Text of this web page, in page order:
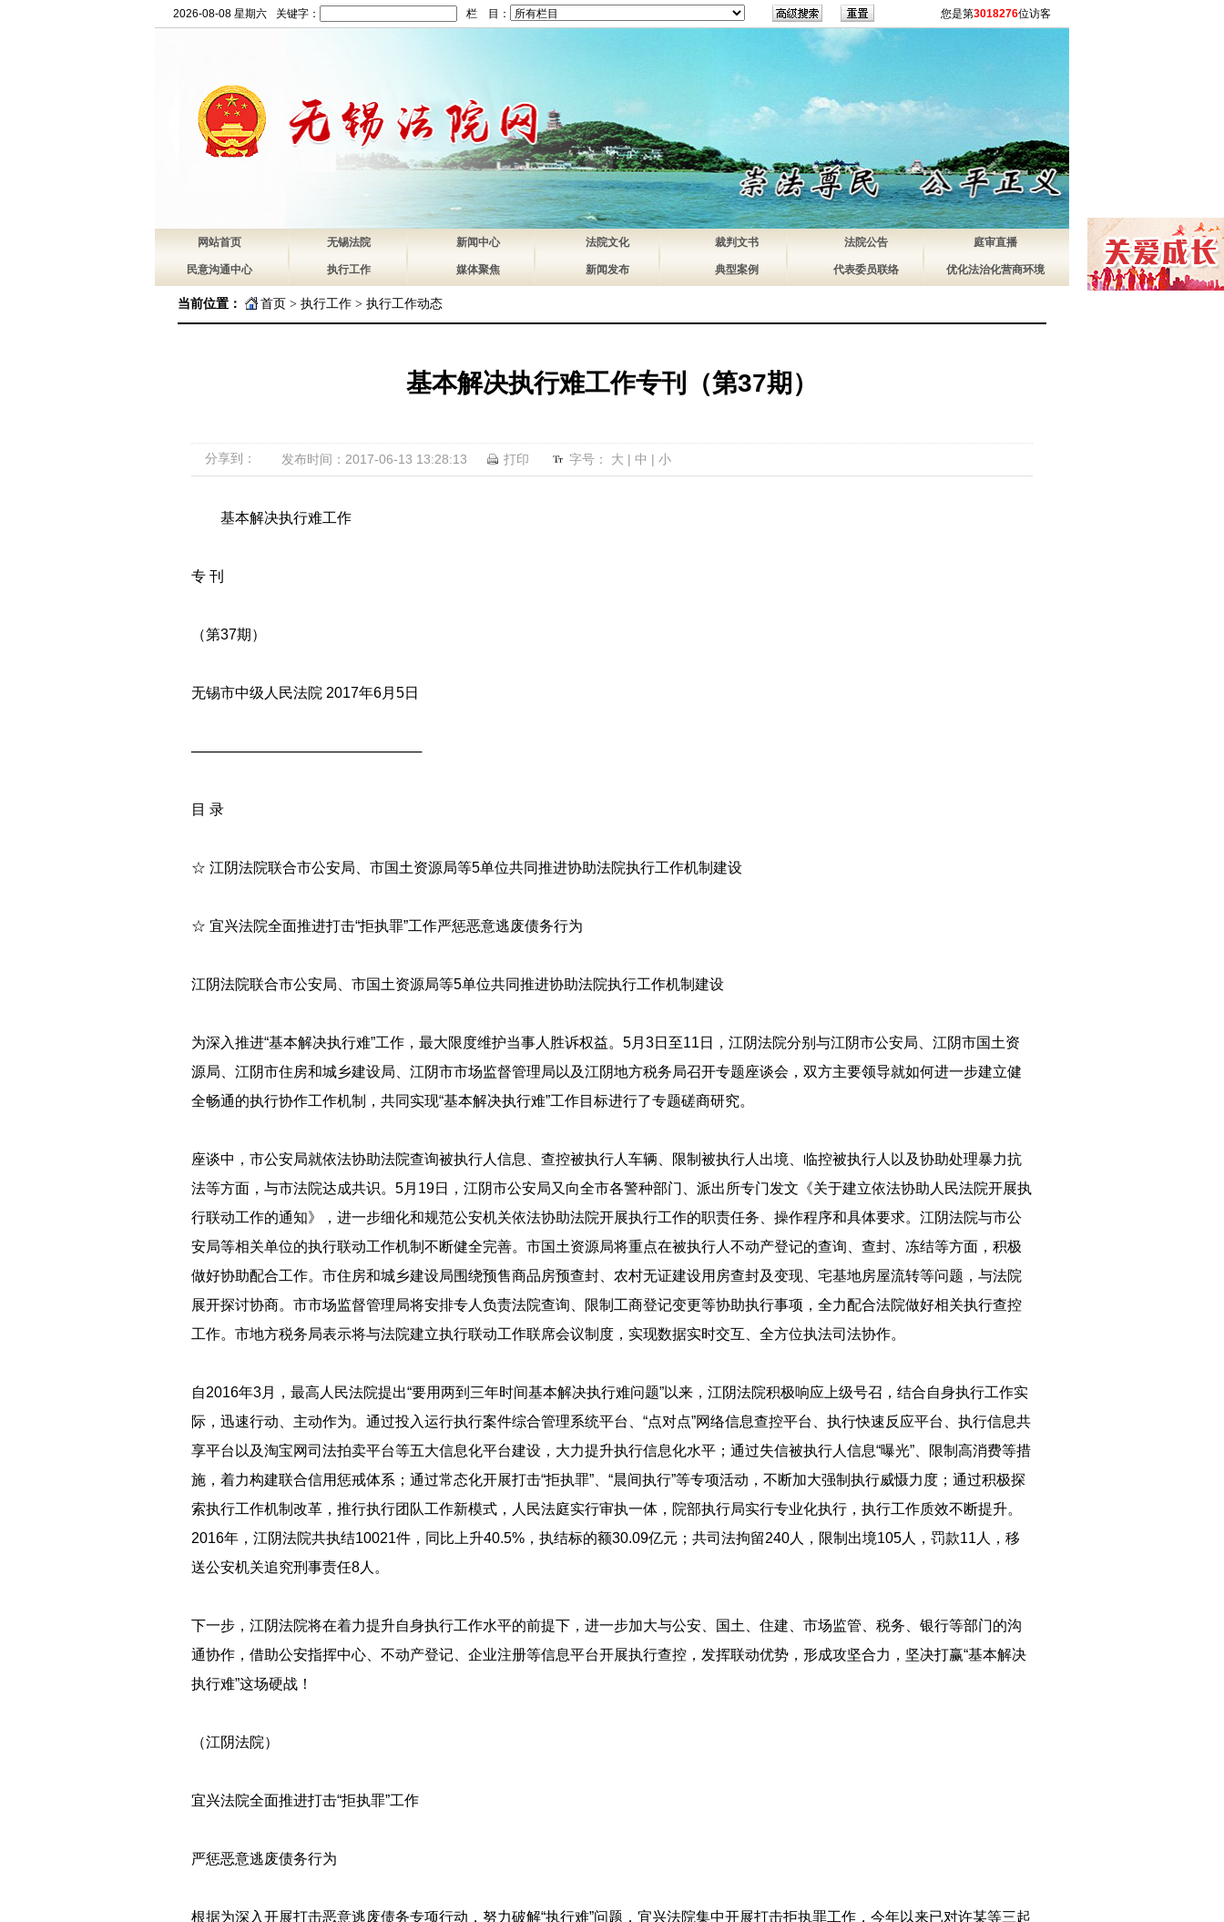
2026-08-08 星期六 关键字： 栏 目： 您是第3018276位访客
网站首页 无锡法院 新闻中心 法院文化 裁判文书 法院公告 庭审直播
民意沟通中心 执行工作 媒体聚焦 新闻发布 典型案例 代表委员联络 优化法治化营商环境
当前位置： 首页 > 执行工作 > 执行工作动态
基本解决执行难工作专刊（第37期）
分享到： 发布时间：2017-06-13 13:28:13 打印 字号： 大 | 中 | 小
基本解决执行难工作
专 刊
（第37期）
无锡市中级人民法院 2017年6月5日
───────────────────────
目 录
☆ 江阴法院联合市公安局、市国土资源局等5单位共同推进协助法院执行工作机制建设
☆ 宜兴法院全面推进打击“拒执罪”工作严惩恶意逃废债务行为
江阴法院联合市公安局、市国土资源局等5单位共同推进协助法院执行工作机制建设
为深入推进“基本解决执行难”工作，最大限度维护当事人胜诉权益。5月3日至11日，江阴法院分别与江阴市公安局、江阴市国土资
源局、江阴市住房和城乡建设局、江阴市市场监督管理局以及江阴地方税务局召开专题座谈会，双方主要领导就如何进一步建立健
全畅通的执行协作工作机制，共同实现“基本解决执行难”工作目标进行了专题磋商研究。
座谈中，市公安局就依法协助法院查询被执行人信息、查控被执行人车辆、限制被执行人出境、临控被执行人以及协助处理暴力抗
法等方面，与市法院达成共识。5月19日，江阴市公安局又向全市各警种部门、派出所专门发文《关于建立依法协助人民法院开展执
行联动工作的通知》，进一步细化和规范公安机关依法协助法院开展执行工作的职责任务、操作程序和具体要求。江阴法院与市公
安局等相关单位的执行联动工作机制不断健全完善。市国土资源局将重点在被执行人不动产登记的查询、查封、冻结等方面，积极
做好协助配合工作。市住房和城乡建设局围绕预售商品房预查封、农村无证建设用房查封及变现、宅基地房屋流转等问题，与法院
展开探讨协商。市市场监督管理局将安排专人负责法院查询、限制工商登记变更等协助执行事项，全力配合法院做好相关执行查控
工作。市地方税务局表示将与法院建立执行联动工作联席会议制度，实现数据实时交互、全方位执法司法协作。
自2016年3月，最高人民法院提出“要用两到三年时间基本解决执行难问题”以来，江阴法院积极响应上级号召，结合自身执行工作实
际，迅速行动、主动作为。通过投入运行执行案件综合管理系统平台、“点对点”网络信息查控平台、执行快速反应平台、执行信息共
享平台以及淘宝网司法拍卖平台等五大信息化平台建设，大力提升执行信息化水平；通过失信被执行人信息“曝光”、限制高消费等措
施，着力构建联合信用惩戒体系；通过常态化开展打击“拒执罪”、“晨间执行”等专项活动，不断加大强制执行威慑力度；通过积极探
索执行工作机制改革，推行执行团队工作新模式，人民法庭实行审执一体，院部执行局实行专业化执行，执行工作质效不断提升。
2016年，江阴法院共执结10021件，同比上升40.5%，执结标的额30.09亿元；共司法拘留240人，限制出境105人，罚款11人，移
送公安机关追究刑事责任8人。
下一步，江阴法院将在着力提升自身执行工作水平的前提下，进一步加大与公安、国土、住建、市场监管、税务、银行等部门的沟
通协作，借助公安指挥中心、不动产登记、企业注册等信息平台开展执行查控，发挥联动优势，形成攻坚合力，坚决打赢“基本解决
执行难”这场硬战！
（江阴法院）
宜兴法院全面推进打击“拒执罪”工作
严惩恶意逃废债务行为
根据为深入开展打击恶意逃废债务专项行动，努力破解“执行难”问题，宜兴法院集中开展打击拒执罪工作，今年以来已对许某等三起